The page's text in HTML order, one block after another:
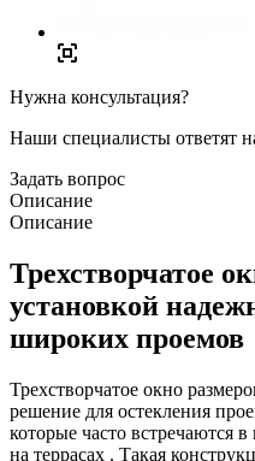
Нужна консультация?
Наши специалисты ответят
Задать вопрос
Описание
Описание
Трехстворчатое
установкой
широких проемов
Трехстворчатое окно
решение для остекления
которые часто встречаются
на террасах . Такая